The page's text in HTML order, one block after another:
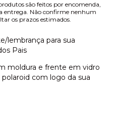
são feitos por encomenda,
entrega. Não confirme nenhum
os prazos estimados.
lembrança para sua
Pais
moldura e frente em vidro
com logo da sua